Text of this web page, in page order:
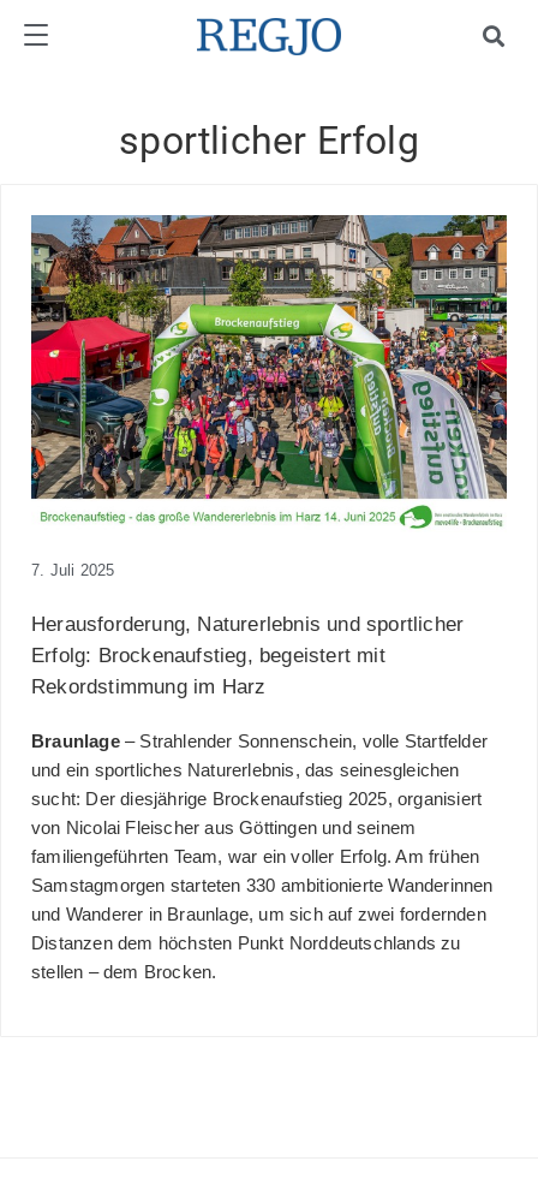
sportlicher Erfolg
7. Juli 2025
Herausforderung, Naturerlebnis und sportlicher
Erfolg: Brockenaufstieg, begeistert mit
Rekordstimmung im Harz
Braunlage– Strahlender Sonnenschein, volle Startfelder
und ein sportliches Naturerlebnis, das seinesgleichen
sucht: Der diesjährige Brockenaufstieg 2025, organisiert
von Nicolai Fleischer aus Göttingen und seinem
familiengeführten Team, war ein voller Erfolg. Am frühen
Samstagmorgen starteten 330 ambitionierte Wanderinnen
und Wanderer in Braunlage, um sich auf zwei fordernden
Distanzen dem höchsten Punkt Norddeutschlands zu
stellen – dem Brocken.